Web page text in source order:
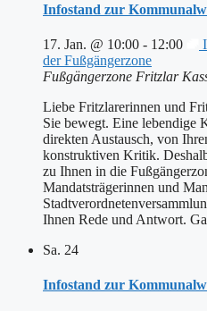
Infostand zur
17. Jan. @ 10:00 - 12:00
der Fußgängerzone
Fußgängerzone Fritzlar
Liebe Fritzlarerinnen und
Sie bewegt. Eine lebendige
direkten Austausch, von
konstruktiven Kritik.
zu Ihnen in die
Mandatsträgerinnen und
Ihnen Rede und Antwort.
Sa. 24
Infostand zur